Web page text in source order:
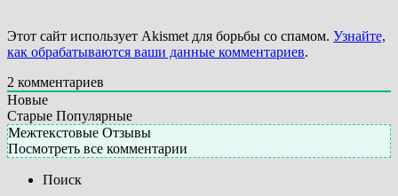
Этот сайт использует Akismet для борьбы со спамом. Узнайте,
как обрабатываются ваши данные комментариев.
2 комментариев
Новые
Старые Популярные
Межтекстовые Отзывы
Посмотреть все комментарии
Поиск